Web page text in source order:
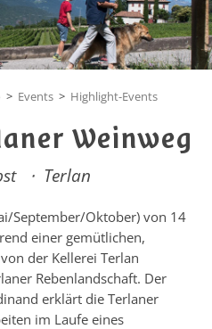
> Events > Highlight-Events
Weinweg
Terlan
September/Oktober) von 14
einer gemütlichen,
der Kellerei Terlan
Rebenlandschaft. Der
erklärt die Terlaner
im Laufe eines